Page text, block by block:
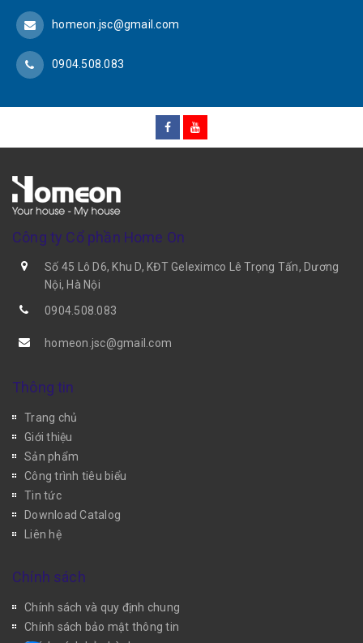
homeon.jsc@gmail.com
0904.508.083
Công ty Cổ phần Home On
Số 45 Lô D6, Khu D, KĐT Geleximco Lê Trọng Tấn, Dương
Nội, Hà Nội
0904.508.083
homeon.jsc@gmail.com
Thông tin
Trang chủ
Giới thiệu
Sản phẩm
Công trình tiêu biểu
Tin tức
Download Catalog
Liên hệ
Chính sách
Chính sách và quy định chung
Chính sách bảo mật thông tin